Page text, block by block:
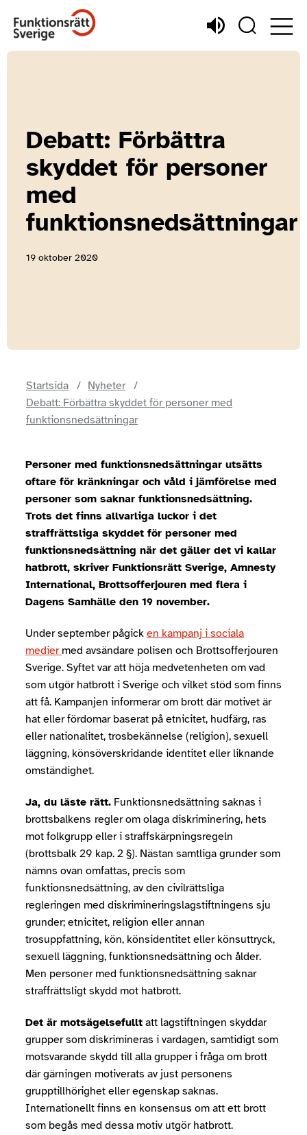
Debatt: Förbättra
skyddet för personer
med
funktionsnedsättningar
19 oktober 2020
Startsida
Nyheter
Debatt: Förbättra skyddet för personer med
funktionsnedsättningar
Personer med funktionsnedsättningar utsätts
oftare för kränkningar och våld i jämförelse med
personer som saknar funktionsnedsättning.
Trots det finns allvarliga luckor i det
straffrättsliga skyddet för personer med
funktionsnedsättning när det gäller det vi kallar
hatbrott, skriver Funktionsrätt Sverige, Amnesty
International, Brottsofferjouren med flera i
Dagens Samhälle den 19 november.
Under september pågick en kampanj i sociala
medier med avsändare polisen och Brottsofferjouren
Sverige. Syftet var att höja medvetenheten om vad
som utgör hatbrott i Sverige och vilket stöd som finns
att få. Kampanjen informerar om brott där motivet är
hat eller fördomar baserat på etnicitet, hudfärg, ras
eller nationalitet, trosbekännelse (religion), sexuell
läggning, könsöverskridande identitet eller liknande
omständighet.
Ja, du läste rätt. Funktionsnedsättning saknas i
brottsbalkens regler om olaga diskriminering, hets
mot folkgrupp eller i straffskärpningsregeln
(brottsbalk 29 kap. 2 §). Nästan samtliga grunder som
nämns ovan omfattas, precis som
funktionsnedsättning, av den civilrättsliga
regleringen med diskrimineringslagstiftningens sju
grunder; etnicitet, religion eller annan
trosuppfattning, kön, könsidentitet eller könsuttryck,
sexuell läggning, funktionsnedsättning och ålder.
Men personer med funktionsnedsättning saknar
straffrättsligt skydd mot hatbrott.
Det är motsägelsefullt att lagstiftningen skyddar
grupper som diskrimineras i vardagen, samtidigt som
motsvarande skydd till alla grupper i fråga om brott
där gärningen motiverats av just personens
grupptillhörighet eller egenskap saknas.
Internationellt finns en konsensus om att ett brott
som begås med dessa motiv utgör hatbrott.